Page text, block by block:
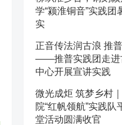
学“颍淮铜音”实践团
实
正音传法润古浪 推
——推普实践团走进
中心开展宣讲实践
微光成炬 筑梦乡村
院“红帆领航”实践
堂活动圆满收官